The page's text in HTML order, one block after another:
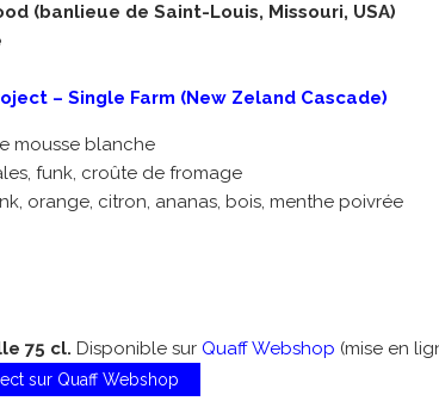
(banlieue de Saint-Louis, Missouri, USA)
– Single Farm (New Zeland Cascade)
mousse blanche
funk, croûte de fromage
orange, citron, ananas, bois, menthe poivrée
75 cl. Disponible sur Quaff Webshop (mise en
sur Quaff Webshop